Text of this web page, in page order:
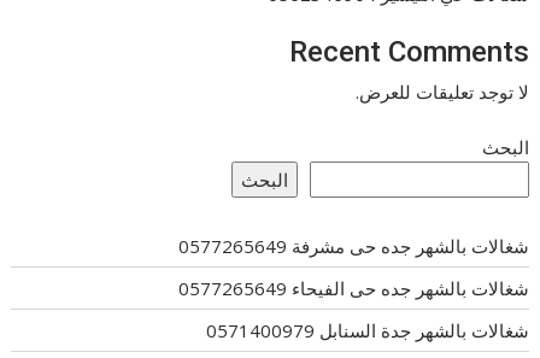
Recent Comments
لا توجد تعليقات للعرض.
البحث
البحث
شغالات بالشهر جده حى مشرفة 0577265649
شغالات بالشهر جده حى الفيحاء 0577265649
شغالات بالشهر جدة السنابل 0571400979